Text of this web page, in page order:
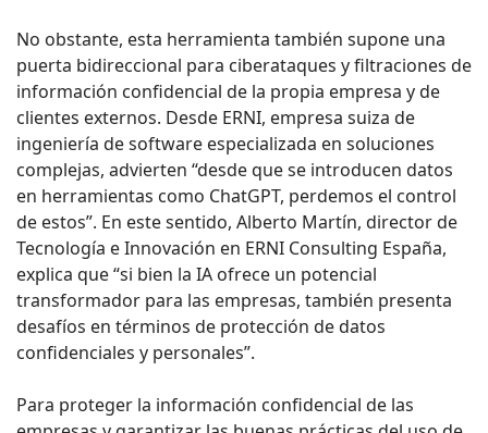
No obstante, esta herramienta también supone una
puerta bidireccional para ciberataques y filtraciones de
información confidencial de la propia empresa y de
clientes externos. Desde ERNI, empresa suiza de
ingeniería de software especializada en soluciones
complejas, advierten “desde que se introducen datos
en herramientas como ChatGPT, perdemos el control
de estos”. En este sentido, Alberto Martín, director de
Tecnología e Innovación en ERNI Consulting España,
explica que “si bien la IA ofrece un potencial
transformador para las empresas, también presenta
desafíos en términos de protección de datos
confidenciales y personales”.
Para proteger la información confidencial de las